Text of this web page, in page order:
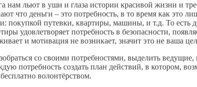
льют в уши и глаза истории красивой жизни и
деньги – это потребность, в то время как это
покупкой путевки, квартиры, машины, и т.д. То есть
удовлетворяет потребность в безопасности,
и мотивация не возникает, значит это не ваша
со своими потребностями, выделить
потребность создать план действий, в котором,
волонтёрством.